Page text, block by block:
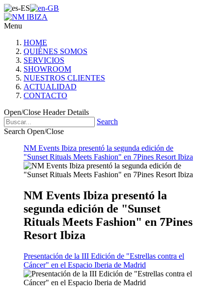
Menu
HOME
QUIÉNES SOMOS
SERVICIOS
SHOWROOM
NUESTROS CLIENTES
ACTUALIDAD
CONTACTO
Open/Close Header Details
Search
Search Open/Close
NM Events Ibiza presentó la segunda edición de
"Sunset Rituals Meets Fashion" en 7Pines Resort Ibiza
NM Events Ibiza presentó la
segunda edición de "Sunset
Rituals Meets Fashion" en 7Pines
Resort Ibiza
Presentación de la III Edición de "Estrellas contra el
Cáncer" en el Espacio Iberia de Madrid